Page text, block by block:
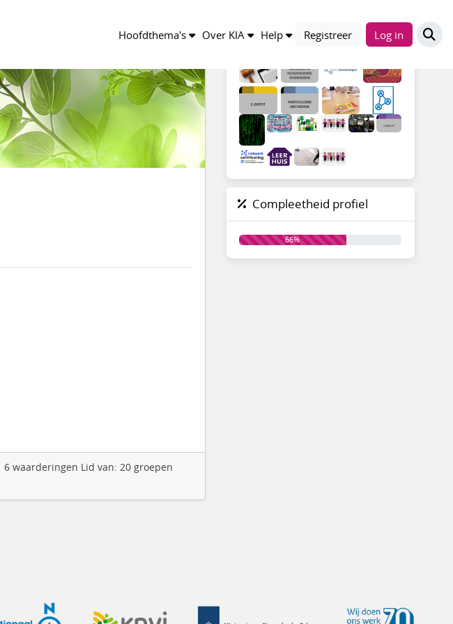
Hoofdthema's Over KIA Help Registreer Log in
waarderingen Lid van: 20 groepen
Compleetheid profiel
66%